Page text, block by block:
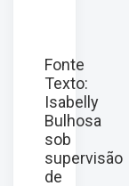
Fonte
Texto:
Isabelly
Bulhosa
sob
supervisão
de